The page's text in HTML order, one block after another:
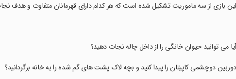
‏این بازی از سه ماموریت تشکیل شده است که هر کدام دارای قهرمانان متفاوت و هدف
‏آیا می توانید حیوان خانگی را از داخل چاله نجات دهید؟
‏دوربین دوچشمی کاپیتان را پیدا کنید و بچه لاک پشت های گم شده را به خانه برگردانید؟